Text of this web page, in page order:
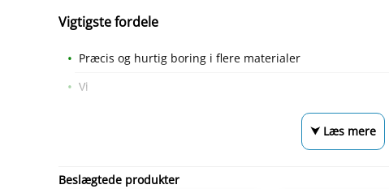
Vigtigste fordele
Præcis og hurtig boring i flere materialer
Vi
⮟ Læs mere
Beslægtede produkter